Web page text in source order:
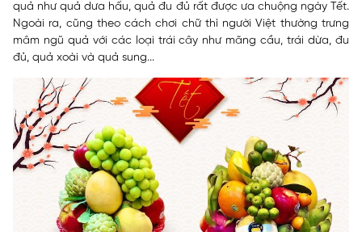
quả như quả dưa hấu, quả đu đủ rất được ưa chuộng ngày Tết.
Ngoài ra, cũng theo cách chơi chữ thì người Việt thường trưng
mâm ngũ quả với các loại trái cây như mãng cầu, trái dừa, đu
đủ, quả xoài và quả sung...